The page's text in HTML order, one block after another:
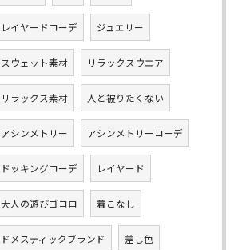
レイヤードコーデ ジュエリー
スウェット素材 リラックスウエア
リラックス素材 人と被りたくない
アシンメトリー アシンメトリーコーデ
ドッキングコーデ レイヤード
大人の遊びゴコロ 着こなし
ドメスティックブランド 差し色